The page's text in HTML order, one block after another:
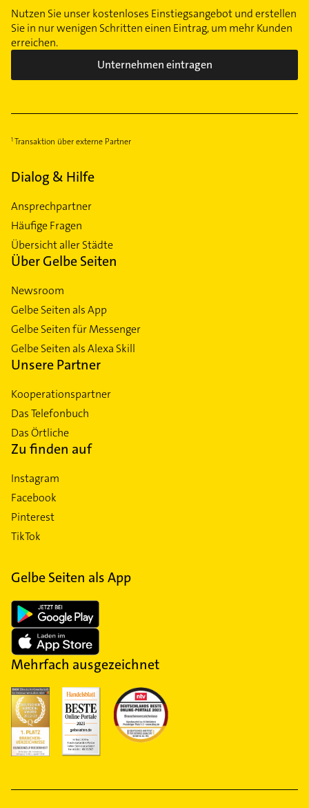
Nutzen Sie unser kostenloses Einstiegsangebot und erstellen
Sie in nur wenigen Schritten einen Eintrag, um mehr Kunden
erreichen.
Unternehmen eintragen
Transaktion über externe Partner
Dialog & Hilfe
Ansprechpartner
Häufige Fragen
Übersicht aller Städte
Über Gelbe Seiten
Newsroom
Gelbe Seiten als App
Gelbe Seiten für Messenger
Gelbe Seiten als Alexa Skill
Unsere Partner
Kooperationspartner
Das Telefonbuch
Das Örtliche
Zu finden auf
Instagram
Facebook
Pinterest
TikTok
Gelbe Seiten als App
Mehrfach ausgezeichnet